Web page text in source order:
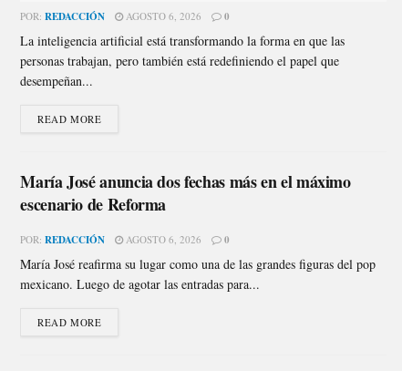
POR: REDACCIÓN AGOSTO 6, 2026 0
La inteligencia artificial está transformando la forma en que las
personas trabajan, pero también está redefiniendo el papel que
desempeñan...
READ MORE
María José anuncia dos fechas más en el máximo
escenario de Reforma
POR: REDACCIÓN AGOSTO 6, 2026 0
María José reafirma su lugar como una de las grandes figuras del pop
mexicano. Luego de agotar las entradas para...
READ MORE